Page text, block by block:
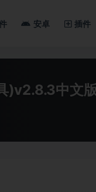
安卓 插件
)v2.8.3中文版